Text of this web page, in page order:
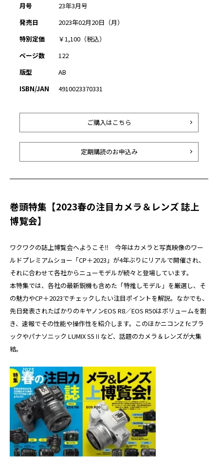
月号
23年3月号
発売日
2023年02月20日（月）
特別定価
￥1,100（税込）
ページ数
122
版型
AB
ISBN/JAN
4910023370331
ご購入はこちら
定期購読のお申込み
巻頭特集【2023春の注目カメラ＆レンズ 誌上
博覧会】
ワクワクの誌上博覧会へようこそ‼ 今年はカメラと写真映像のワー
ルドプレミアムショー「CP＋2023」が4年ぶりにリアルで開催され、
それに合わせて各社からニューモデルが続々と登場しています。
本特集では、各社の最新鋭機も含めた「特推しモデル」を厳選し、そ
の魅力やCP＋2023でチェックしたい注目ポイントを解説。なかでも、
先日発表されたばかりのキヤノンEOS R8／EOS R50はボリュームを割
き、速報でその性能や操作性を紹介します。このほかニコンZ fcブラ
ックやパナソニック LUMIX S5Ⅱなど、話題のカメラ＆レンズが大集
結。